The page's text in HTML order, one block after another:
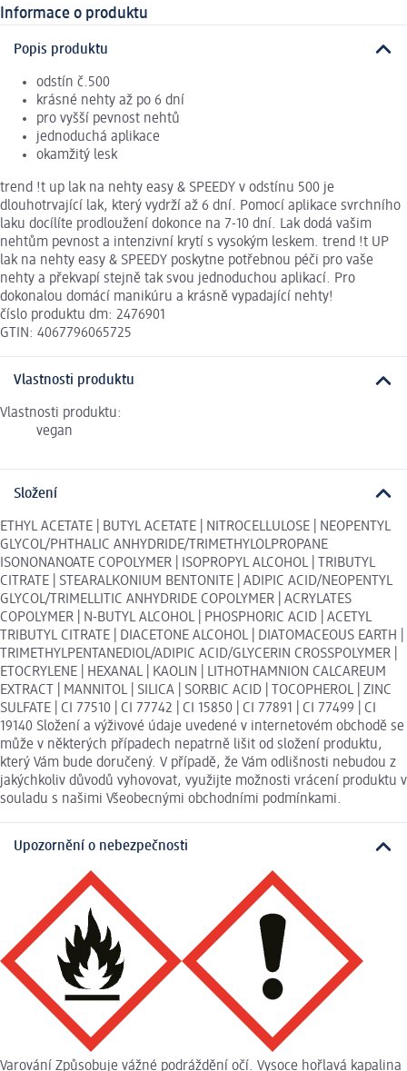
Informace o produktu
Popis produktu
odstín č.500
krásné nehty až po 6 dní
pro vyšší pevnost nehtů
jednoduchá aplikace
okamžitý lesk
trend !t up lak na nehty easy & SPEEDY v odstínu 500 je
dlouhotrvající lak, který vydrží až 6 dní. Pomocí aplikace svrchního
laku docílíte prodloužení dokonce na 7-10 dní. Lak dodá vašim
nehtům pevnost a intenzivní krytí s vysokým leskem. trend !t UP
lak na nehty easy & SPEEDY poskytne potřebnou péči pro vaše
nehty a překvapí stejně tak svou jednoduchou aplikací. Pro
dokonalou domácí manikúru a krásně vypadající nehty!
číslo produktu dm: 2476901
GTIN: 4067796065725
Vlastnosti produktu
Vlastnosti produktu:
vegan
Složení
ETHYL ACETATE | BUTYL ACETATE | NITROCELLULOSE | NEOPENTYL
GLYCOL/PHTHALIC ANHYDRIDE/TRIMETHYLOLPROPANE
ISONONANOATE COPOLYMER | ISOPROPYL ALCOHOL | TRIBUTYL
CITRATE | STEARALKONIUM BENTONITE | ADIPIC ACID/NEOPENTYL
GLYCOL/TRIMELLITIC ANHYDRIDE COPOLYMER | ACRYLATES
COPOLYMER | N-BUTYL ALCOHOL | PHOSPHORIC ACID | ACETYL
TRIBUTYL CITRATE | DIACETONE ALCOHOL | DIATOMACEOUS EARTH |
TRIMETHYLPENTANEDIOL/ADIPIC ACID/GLYCERIN CROSSPOLYMER |
ETOCRYLENE | HEXANAL | KAOLIN | LITHOTHAMNION CALCAREUM
EXTRACT | MANNITOL | SILICA | SORBIC ACID | TOCOPHEROL | ZINC
SULFATE | CI 77510 | CI 77742 | CI 15850 | CI 77891 | CI 77499 | CI
19140 Složení a výživové údaje uvedené v internetovém obchodě se
může v některých případech nepatrně lišit od složení produktu,
který Vám bude doručený. V případě, že Vám odlišnosti nebudou z
jakýchkoliv důvodů vyhovovat, využijte možnosti vrácení produktu v
souladu s našimi Všeobecnými obchodními podmínkami.
Upozornění o nebezpečnosti
Varování Způsobuje vážné podráždění očí. Vysoce hořlavá kapalina